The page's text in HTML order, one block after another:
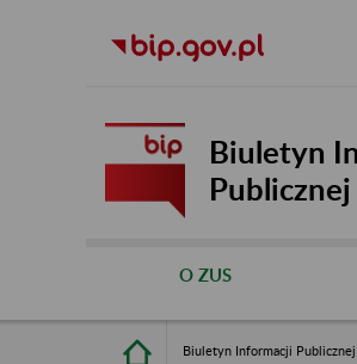
Biuletyn
Publicznej
O ZUS
Biuletyn Informacji Publicznej